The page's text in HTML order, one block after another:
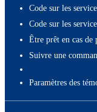
Code sur les
Code sur les
Être prêt en cas de
Suivre une
paramètres des